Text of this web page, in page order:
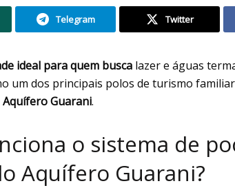
Telegram Twitter
ideal para quem busca lazer e águas
um dos principais polos de turismo
Aquífero Guarani.
o sistema de
Aquífero Guarani?